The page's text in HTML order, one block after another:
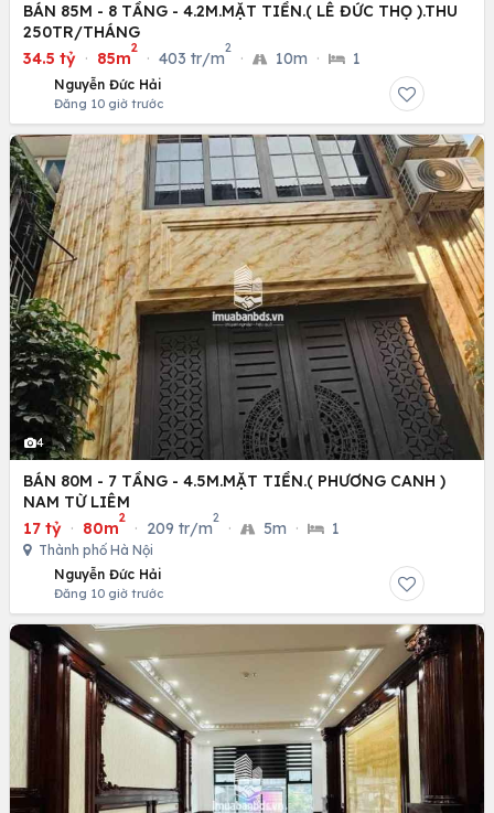
BÁN 85M - 8 TẦNG - 4.2M.MẶT TIỀN.( LÊ ĐỨC THỌ ).THU
250TR/THÁNG
34.5 tỷ · 85m
2
· 403 tr/m
2
· 10m · 1
Nguyễn Đức Hải
Đăng 10 giờ trước
4
BÁN 80M - 7 TẦNG - 4.5M.MẶT TIỀN.( PHƯƠNG CANH )
NAM TỪ LIÊM
17 tỷ · 80m
2
· 209 tr/m
2
· 5m · 1
Thành phố Hà Nội
Nguyễn Đức Hải
Đăng 10 giờ trước